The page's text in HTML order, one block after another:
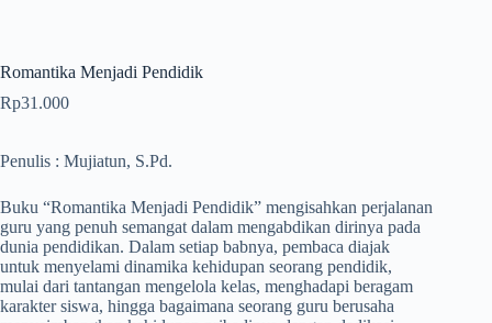
Romantika Menjadi Pendidik
Rp31.000
Penulis : Mujiatun, S.Pd.
Buku “Romantika Menjadi Pendidik” mengisahkan perjalanan
guru yang penuh semangat dalam mengabdikan dirinya pada
dunia pendidikan. Dalam setiap babnya, pembaca diajak
untuk menyelami dinamika kehidupan seorang pendidik,
mulai dari tantangan mengelola kelas, menghadapi beragam
karakter siswa, hingga bagaimana seorang guru berusaha